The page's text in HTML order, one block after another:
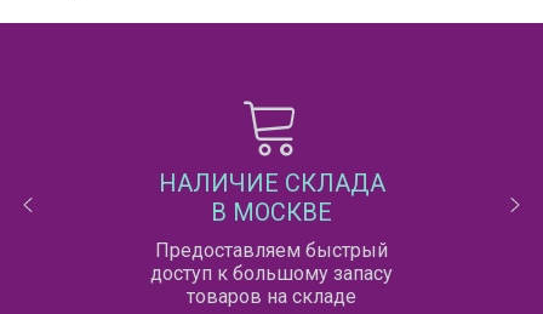
НАЛИЧИЕ СКЛАДА
В МОСКВЕ
Предоставляем быстрый
доступ к большому запасу
товаров на складе